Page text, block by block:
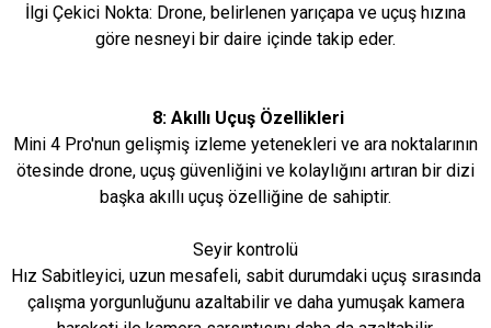
İlgi Çekici Nokta: Drone, belirlenen yarıçapa ve uçuş hızına
göre nesneyi bir daire içinde takip eder.
8: Akıllı Uçuş Özellikleri
Mini 4 Pro'nun gelişmiş izleme yetenekleri ve ara noktalarının
ötesinde drone, uçuş güvenliğini ve kolaylığını artıran bir dizi
başka akıllı uçuş özelliğine de sahiptir.
Seyir kontrolü
Hız Sabitleyici, uzun mesafeli, sabit durumdaki uçuş sırasında
çalışma yorgunluğunu azaltabilir ve daha yumuşak kamera